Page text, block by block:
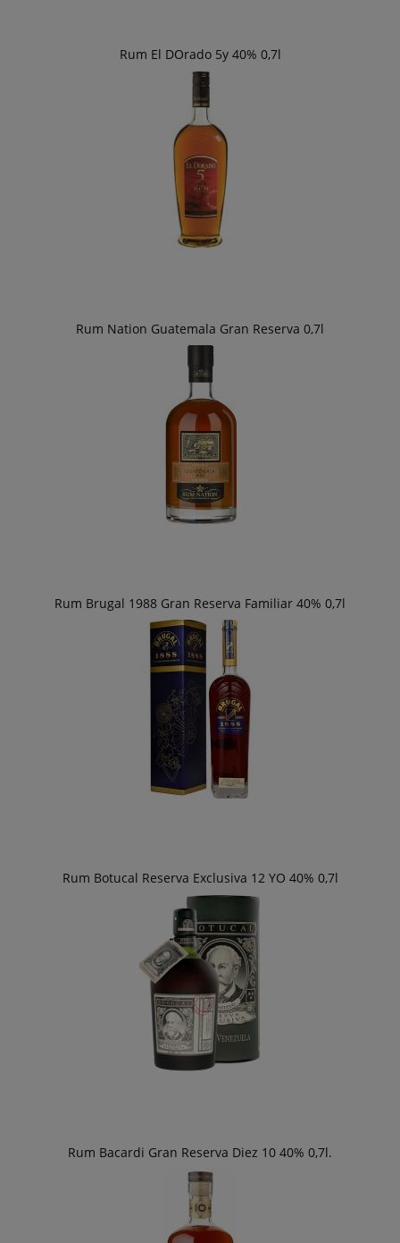
Rum El DOrado 5y 40% 0,7l
Rum Nation Guatemala Gran Reserva 0,7l
Rum Brugal 1988 Gran Reserva Familiar 40% 0,7l
Rum Botucal Reserva Exclusiva 12 YO 40% 0,7l
Rum Bacardi Gran Reserva Diez 10 40% 0,7l.